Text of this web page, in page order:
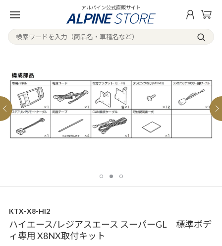
アルパイン公式直販サイト
KTX-X8-HI2
ハイエース/レジアスエース スーパーGL 標準ボデ
ィ専用 X8NX取付キット